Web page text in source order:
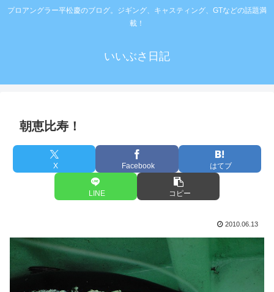
プロアングラー平松慶のブログ。ジギング、キャスティング、GTなどの話題満
載！
いいぶさ日記
朝恵比寿！
X Facebook はてブ
LINE コピー
2010.06.13